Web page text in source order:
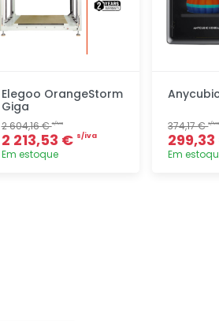
Elegoo OrangeStorm
Giga
2 604,16 €s/iva
2 213,53 € s/iva
Em estoque
374,17 €s/iva
Em